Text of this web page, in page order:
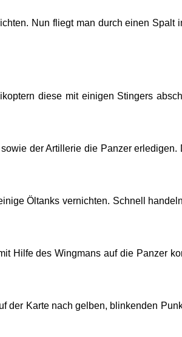
Nun fliegt man durch einen Spalt
diese mit einigen Stingers
der Artillerie die Panzer
Öltanks vernichten. Schnell
Hilfe des Wingmans auf die Panzer
Karte nach gelben, blinkenden